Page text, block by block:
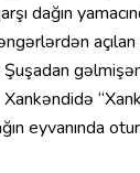
dağın
eyvanında